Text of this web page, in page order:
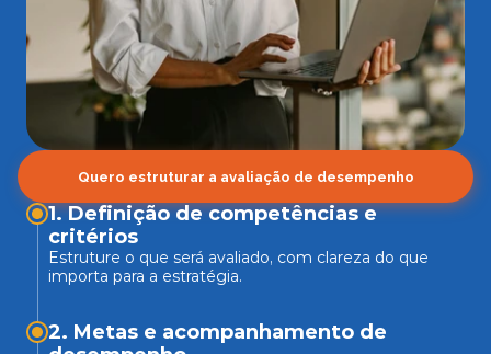
Quero estruturar a avaliação de desempenho
1. Definição de competências e
Estruture o que será avaliado, com clareza do que
importa para a estratégia.
2. Metas e acompanhamento de